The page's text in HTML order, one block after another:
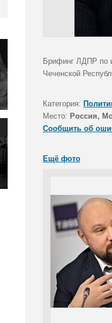
Брифинг ЛДПР по
Чеченской
Категория:
Место: Россия,
Сообщить об
Ещё фото